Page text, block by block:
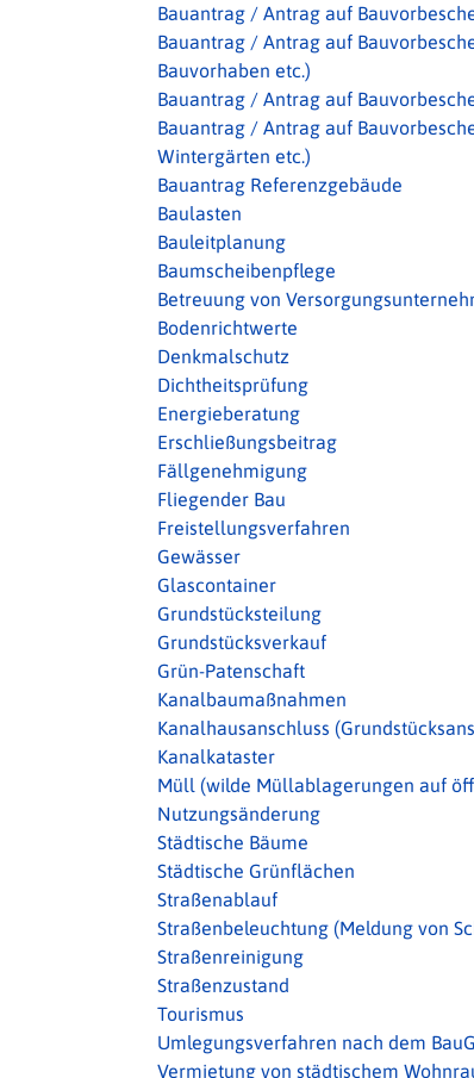
Bauantrag / Antrag auf
Bauantrag / Antrag auf
Bauvorhaben etc.)
Bauantrag / Antrag auf
Bauantrag / Antrag auf
Wintergärten etc.)
Bauantrag Referenzgebäude
Baulasten
Bauleitplanung
Baumscheibenpflege
Betreuung von
Bodenrichtwerte
Denkmalschutz
Dichtheitsprüfung
Energieberatung
Erschließungsbeitrag
Fällgenehmigung
Fliegender Bau
Freistellungsverfahren
Gewässer
Glascontainer
Grundstücksteilung
Grundstücksverkauf
Grün-Patenschaft
Kanalbaumaßnahmen
Kanalhausanschluss
Kanalkataster
Müll (wilde Müllablagerungen auf
Nutzungsänderung
Städtische Bäume
Städtische Grünflächen
Straßenablauf
Straßenbeleuchtung (Meldung von
Straßenreinigung
Straßenzustand
Tourismus
Umlegungsverfahren nach dem
Vermietung von städtischem